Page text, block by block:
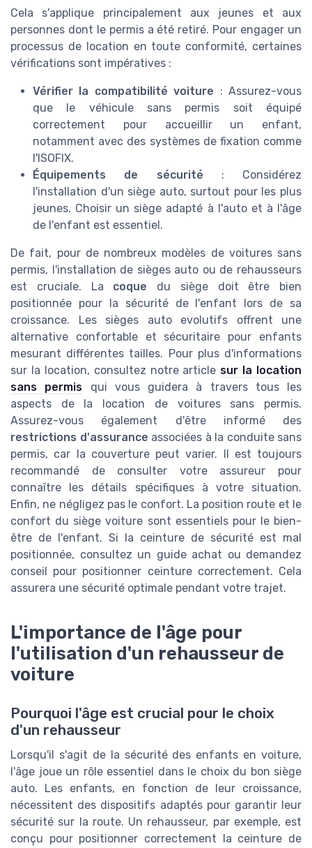
Cela s'applique principalement aux jeunes et aux
personnes dont le permis a été retiré. Pour engager un
processus de location en toute conformité, certaines
vérifications sont impératives :
Vérifier la compatibilité voiture : Assurez-vous
que le véhicule sans permis soit équipé
correctement pour accueillir un enfant,
notamment avec des systèmes de fixation comme
l'ISOFIX.
Équipements de sécurité : Considérez
l'installation d'un siège auto, surtout pour les plus
jeunes. Choisir un siège adapté à l'auto et à l'âge
de l'enfant est essentiel.
De fait, pour de nombreux modèles de voitures sans
permis, l'installation de sièges auto ou de rehausseurs
est cruciale. La coque du siège doit être bien
positionnée pour la sécurité de l'enfant lors de sa
croissance. Les sièges auto evolutifs offrent une
alternative confortable et sécuritaire pour enfants
mesurant différentes tailles. Pour plus d'informations
sur la location, consultez notre article sur la location
sans permis qui vous guidera à travers tous les
aspects de la location de voitures sans permis.
Assurez-vous également d'être informé des
restrictions d'assurance associées à la conduite sans
permis, car la couverture peut varier. Il est toujours
recommandé de consulter votre assureur pour
connaître les détails spécifiques à votre situation.
Enfin, ne négligez pas le confort. La position route et le
confort du siège voiture sont essentiels pour le bien-
être de l'enfant. Si la ceinture de sécurité est mal
positionnée, consultez un guide achat ou demandez
conseil pour positionner ceinture correctement. Cela
assurera une sécurité optimale pendant votre trajet.
L'importance de l'âge pour
l'utilisation d'un rehausseur de
voiture
Pourquoi l'âge est crucial pour le choix
d'un rehausseur
Lorsqu'il s'agit de la sécurité des enfants en voiture,
l'âge joue un rôle essentiel dans le choix du bon siège
auto. Les enfants, en fonction de leur croissance,
nécessitent des dispositifs adaptés pour garantir leur
sécurité sur la route. Un rehausseur, par exemple, est
conçu pour positionner correctement la ceinture de